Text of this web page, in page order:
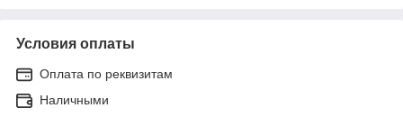
Условия оплаты
Оплата по реквизитам
Наличными